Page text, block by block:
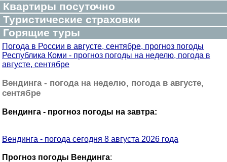
Квартиры посуточно
Туристические страховки
Горящие туры
Погода в России в августе, сентябре, прогноз погоды
Республика Коми - прогноз погоды на неделю, погода в
августе, сентябре
Вендинга - погода на неделю, погода в августе,
сентябре
Вендинга - прогноз погоды на завтра:
Вендинга - погода сегодня 8 августа 2026 года
Прогноз погоды Вендинга: